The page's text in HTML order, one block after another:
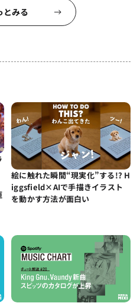
とみる
絵に触れた瞬間“現実化”する!? H
iggsfield×AIで手描きイラスト
を動かす方法が面白い